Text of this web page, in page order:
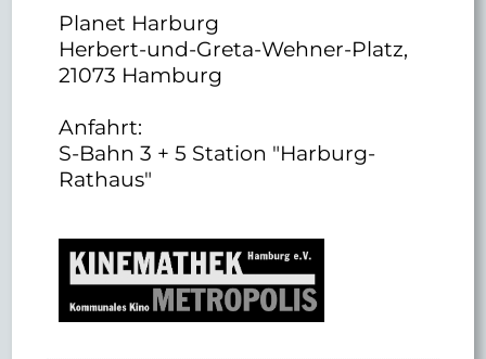
Planet Harburg
Herbert-und-Greta-Wehner-Platz,
21073 Hamburg
Anfahrt:
S-Bahn 3 + 5 Station "Harburg-
Rathaus"